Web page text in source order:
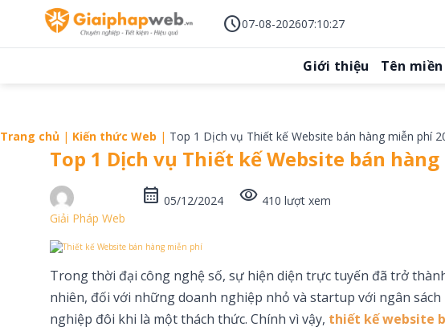
schedule07-08-202607:10:28
Giới thiệu Tên miền
Trang chủ | Kiến thức Web | Top 1 Dịch vụ Thiết kế Website bán hàng miễn phí
Top 1 Dịch vụ Thiết kế Website bán
Giải Pháp Web
calendar_month 05/12/2024 visibility 410 lượt xem
Trong thời đại công nghệ số, sự hiện diện trực tuyến đã trở
nhiên, đối với những doanh nghiệp nhỏ và startup với ngân
nghiệp đôi khi là một thách thức. Chính vì vậy, thiết kế website